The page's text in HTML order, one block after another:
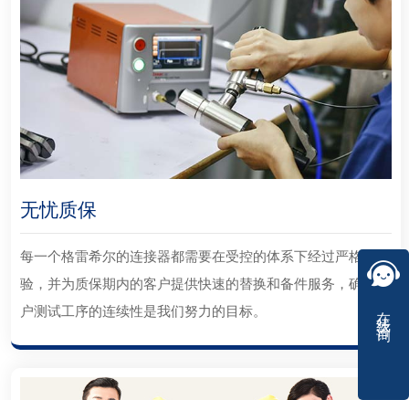
无忧质保
每一个格雷希尔的连接器都需要在受控的体系下经过严格检
验，并为质保期内的客户提供快速的替换和备件服务，确保客
户测试工序的连续性是我们努力的目标。
在线咨询